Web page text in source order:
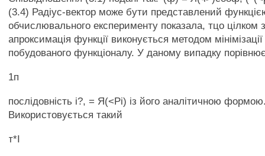
(3.4) Радіус-вектор може бути представлений
обчислювального експерименту показала, тцо цілком
апроксимація функції виконується методом
побудованого функціоналу. У даному випадку
1п
послідовність і?, = Я(<Рі) із його аналітичною
Використовується такий
т*І